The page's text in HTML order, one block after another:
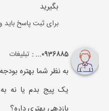
بگیرید
برای ثبت پاسخ باید
0936885... : تبلیغات